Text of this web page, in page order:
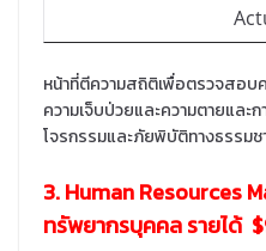
หน้าที่ตีความสถิติเพื่อตรวจสอบ
ความเจ็บป่วยและความตายแล
โจรกรรมและภัยพิบัติทางธรรมช
3. Human Resources
ทรัพยากรบุคคล รายได้